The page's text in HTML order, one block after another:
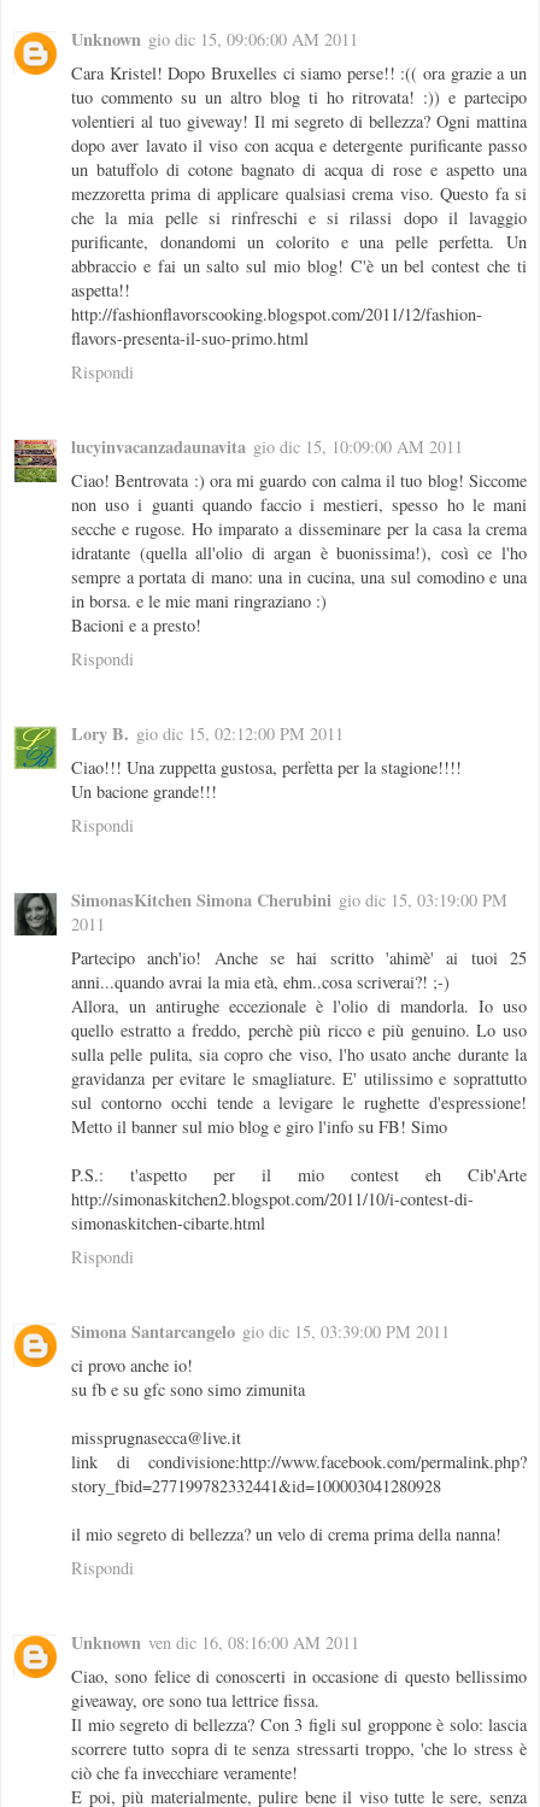
Unknown gio dic 15, 09:06:00 AM 2011
Cara Kristel! Dopo Bruxelles ci siamo perse!! :(( ora grazie a un
tuo commento su un altro blog ti ho ritrovata! :)) e partecipo
volentieri al tuo giveway! Il mi segreto di bellezza? Ogni mattina
dopo aver lavato il viso con acqua e detergente purificante passo
un batuffolo di cotone bagnato di acqua di rose e aspetto una
mezzoretta prima di applicare qualsiasi crema viso. Questo fa si
che la mia pelle si rinfreschi e si rilassi dopo il lavaggio
purificante, donandomi un colorito e una pelle perfetta. Un
abbraccio e fai un salto sul mio blog! C'è un bel contest che ti
aspetta!!
http://fashionflavorscooking.blogspot.com/2011/12/fashion-
flavors-presenta-il-suo-primo.html
Rispondi
lucyinvacanzadaunavita gio dic 15, 10:09:00 AM 2011
Ciao! Bentrovata :) ora mi guardo con calma il tuo blog! Siccome
non uso i guanti quando faccio i mestieri, spesso ho le mani
secche e rugose. Ho imparato a disseminare per la casa la crema
idratante (quella all'olio di argan è buonissima!), così ce l'ho
sempre a portata di mano: una in cucina, una sul comodino e una
in borsa. e le mie mani ringraziano :)
Bacioni e a presto!
Rispondi
Lory B. gio dic 15, 02:12:00 PM 2011
Ciao!!! Una zuppetta gustosa, perfetta per la stagione!!!!
Un bacione grande!!!
Rispondi
SimonasKitchen Simona Cherubini gio dic 15, 03:19:00 PM
2011
Partecipo anch'io! Anche se hai scritto 'ahimè' ai tuoi 25
anni...quando avrai la mia età, ehm..cosa scriverai?! ;-)
Allora, un antirughe eccezionale è l'olio di mandorla. Io uso
quello estratto a freddo, perchè più ricco e più genuino. Lo uso
sulla pelle pulita, sia copro che viso, l'ho usato anche durante la
gravidanza per evitare le smagliature. E' utilissimo e soprattutto
sul contorno occhi tende a levigare le rughette d'espressione!
Metto il banner sul mio blog e giro l'info su FB! Simo
P.S.: t'aspetto per il mio contest eh Cib'Arte
http://simonaskitchen2.blogspot.com/2011/10/i-contest-di-
simonaskitchen-cibarte.html
Rispondi
Simona Santarcangelo gio dic 15, 03:39:00 PM 2011
ci provo anche io!
su fb e su gfc sono simo zimunita
missprugnasecca@live.it
link di condivisione:http://www.facebook.com/permalink.php?
story_fbid=277199782332441&id=100003041280928
il mio segreto di bellezza? un velo di crema prima della nanna!
Rispondi
Unknown ven dic 16, 08:16:00 AM 2011
Ciao, sono felice di conoscerti in occasione di questo bellissimo
giveaway, ore sono tua lettrice fissa.
Il mio segreto di bellezza? Con 3 figli sul groppone è solo: lascia
scorrere tutto sopra di te senza stressarti troppo, 'che lo stress è
ciò che fa invecchiare veramente!
E poi, più materialmente, pulire bene il viso tutte le sere, senza